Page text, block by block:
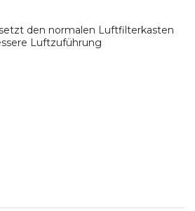
den normalen Luftfilterkasten
Luftzuführung